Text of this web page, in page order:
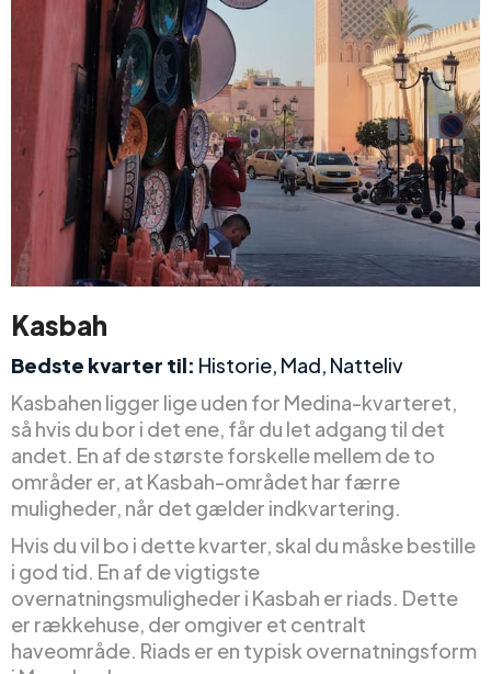
Kasbah
Bedste kvarter til: Historie, Mad, Natteliv
Kasbahen ligger lige uden for Medina-kvarteret,
så hvis du bor i det ene, får du let adgang til det
andet. En af de største forskelle mellem de to
områder er, at Kasbah-området har færre
muligheder, når det gælder indkvartering.
Hvis du vil bo i dette kvarter, skal du måske bestille
i god tid. En af de vigtigste
overnatningsmuligheder i Kasbah er riads. Dette
er rækkehuse, der omgiver et centralt
haveområde. Riads er en typisk overnatningsform